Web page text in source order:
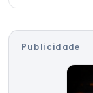
Publicidade